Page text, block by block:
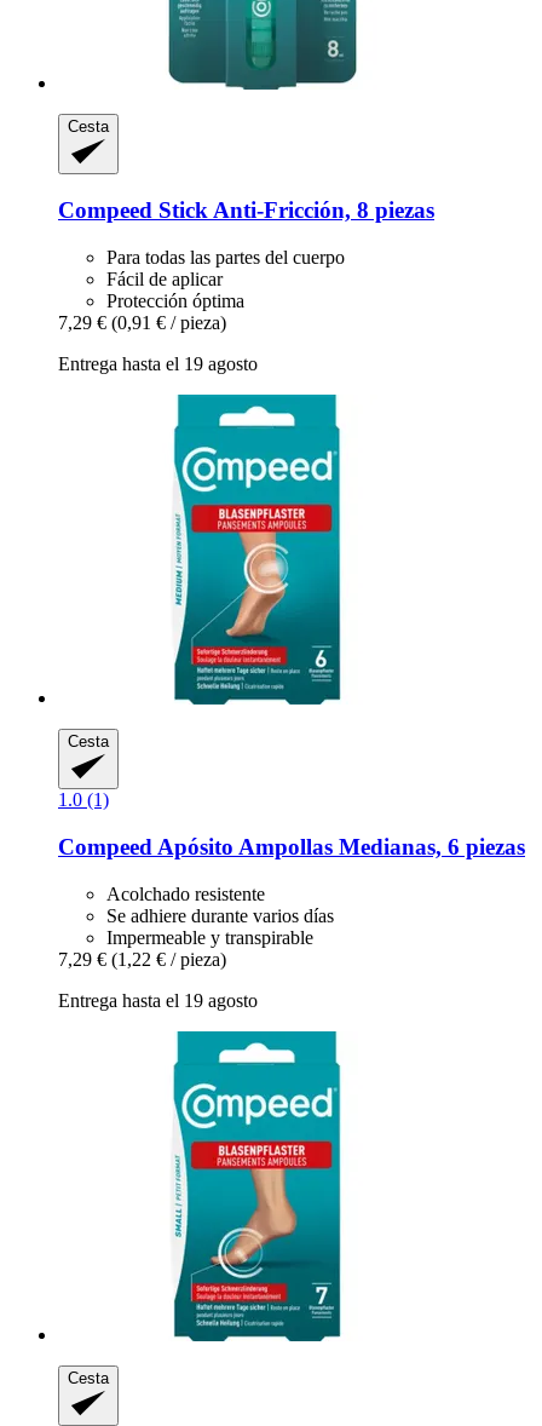
Cesta
Compeed Stick Anti-​Fricción, 8 piezas
Para todas las partes del cuerpo
Fácil de aplicar
Protección óptima
7,29 € (0,91 € / pieza)
Entrega hasta el 19 agosto
Cesta
1.0 (1)
Compeed Apósito Ampollas Medianas, 6 piezas
Acolchado resistente
Se adhiere durante varios días
Impermeable y transpirable
7,29 € (1,22 € / pieza)
Entrega hasta el 19 agosto
Cesta